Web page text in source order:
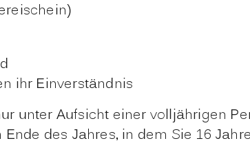
ihr Einverständnis
unter Aufsicht einer volljährigen
des Jahres, in dem Sie 16